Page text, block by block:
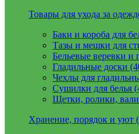
Товары для ухода за
Баки и короба для
Тазы и мешки для
Бельевые веревки
Гладильные доски
Чехлы для
Сушилки для белья
Щетки, ролики,
Хранение, порядок и уют